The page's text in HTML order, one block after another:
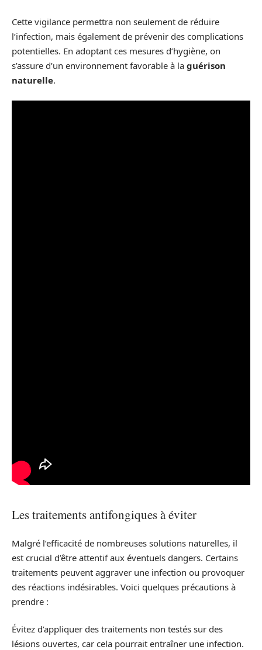
Cette vigilance permettra non seulement de réduire
l’infection, mais également de prévenir des complications
potentielles. En adoptant ces mesures d’hygiène, on
s’assure d’un environnement favorable à la guérison
naturelle.
Les traitements antifongiques à éviter
Malgré l’efficacité de nombreuses solutions naturelles, il
est crucial d’être attentif aux éventuels dangers. Certains
traitements peuvent aggraver une infection ou provoquer
des réactions indésirables. Voici quelques précautions à
prendre :
Évitez d’appliquer des traitements non testés sur des
lésions ouvertes, car cela pourrait entraîner une infection.